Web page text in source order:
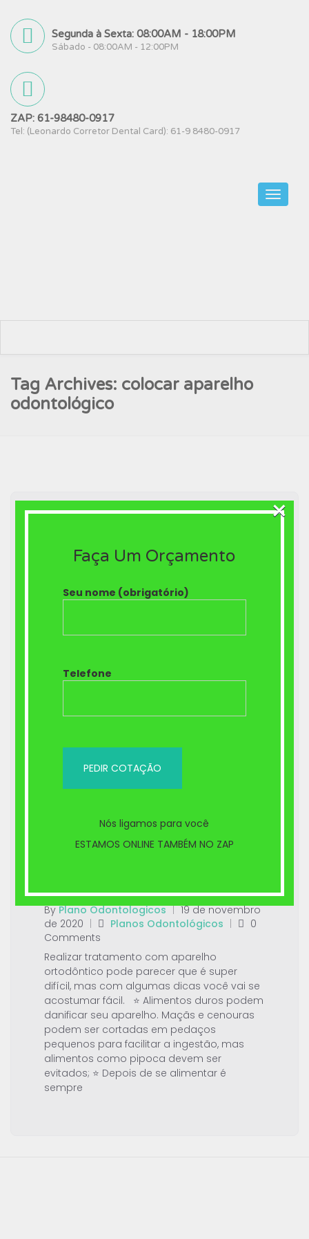
Segunda à Sexta: 08:00AM - 18:00PM
Sábado - 08:00AM - 12:00PM
ZAP: 61-98480-0917
Tel: (Leonardo Corretor Dental Card): 61-9 8480-0917
Tag Archives: colocar aparelho
odontológico
ortodôntico –
ByPlano Odontologicos | 19 de novembro
de 2020 | Planos Odontológicos |
0
Comments
Realizar tratamento com aparelho
ortodôntico pode parecer que é super
difícil, mas com algumas dicas você vai se
acostumar fácil. ⭐ Alimentos duros podem
danificar seu aparelho. Maçãs e cenouras
podem ser cortadas em pedaços
pequenos para facilitar a ingestão, mas
alimentos como pipoca devem ser
evitados; ⭐ Depois de se alimentar é
sempre
Faça Um Orçamento
Seu nome (obrigatório)
Telefone
Nós ligamos para você
ESTAMOS ONLINE TAMBÉM NO ZAP
×